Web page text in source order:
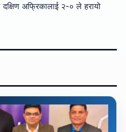
अफ्रिकालाई २-० ले हरायो